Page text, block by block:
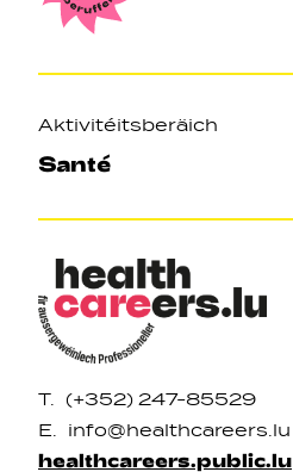
Aktivitéitsberäich
Santé
T.
(+352) 247-85529
E.
info@healthcareers.lu
healthcareers.public.lu